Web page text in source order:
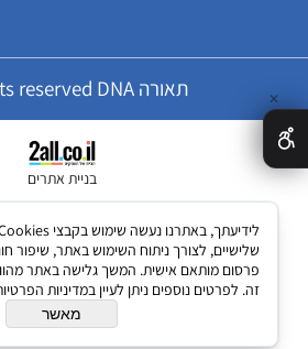
תאורה All rights reserved DNA
בניית אתרים
✕
שלישיים, לצורך ניתוח השימוש באתר, שיפור
פרסום מותאם אישית. המשך גלישה באתר
זה. לפרטים נוספים ניתן לעיין במדיניות
מאשר